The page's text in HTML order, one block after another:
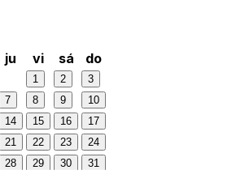
ju vi sá do
1 2
3
7 8 9
10
14 15 16
17
21 22 23
24
28 29 30 31